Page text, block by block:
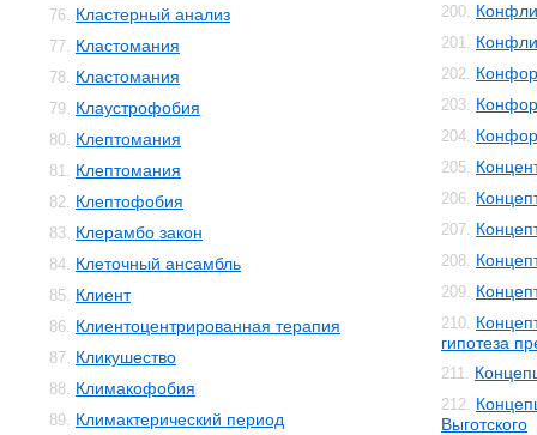
76. Кластерный анализ
77. Кластомания
78. Кластомания
79. Клаустрофобия
80. Клептомания
81. Клептомания
82. Клептофобия
83. Клерамбо закон
84. Клеточный ансамбль
85. Клиент
86. Клиентоцентрированная терапия
87. Кликушество
88. Климакофобия
89. Климактерический период
200.
201.
202.
203.
204.
205.
206.
207.
208.
209.
210.
гипотеза
211.
212.
Выготского